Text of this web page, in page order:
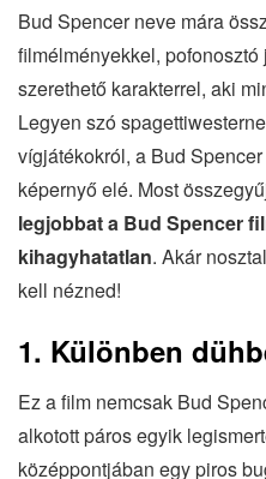
Bud Spencer neve mára
filmélményekkel,
szerethető karakterrel, aki
Legyen szó
vígjátékokról, a Bud
képernyő elé. Most
legjobbat a Bud Spencer
kihagyhatatlan. Akár
kell nézned!
1. Különben
Ez a film nemcsak Bud
alkotott páros egyik
középpontjában egy piros